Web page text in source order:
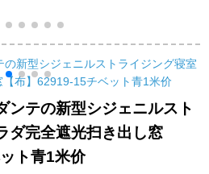
径アルミネム
头白)
ーン完全遮光断熱UV
カーストスト防水厚
手布サーベルベルベ
ルベル紫外線防止3.5
メトル幅X 2.5メトル
高の手オーク
ンテの新型シジェニルスト
ダ完全遮光扫き出し窓
ト青1米价